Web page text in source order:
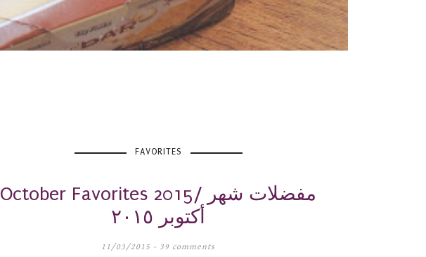
FAVORITES
October Favorites 2015/ مفضلات شهر
أكتوبر ٢٠١٥
11/03/2015 - 39 comments